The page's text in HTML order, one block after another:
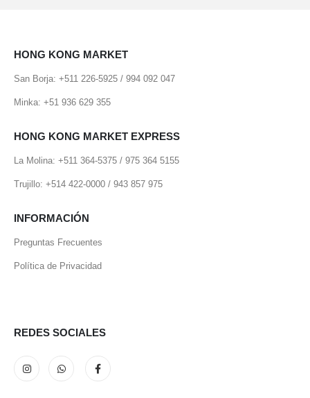
HONG KONG MARKET
San Borja: +511 226-5925 / 994 092 047
Minka: +51 936 629 355
HONG KONG MARKET EXPRESS
La Molina: +511 364-5375 / 975 364 5155
Trujillo: +514 422-0000 / 943 857 975
INFORMACIÓN
Preguntas Frecuentes
Política de Privacidad
REDES SOCIALES